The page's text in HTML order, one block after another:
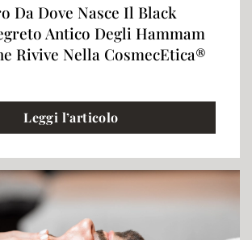
Da Dove Nasce Il Black
Antico Degli Hammam
Rivive Nella CosmecEtica®
Leggi l’articolo